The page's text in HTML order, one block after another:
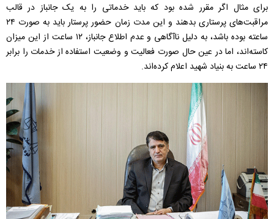
برای مثال اگر مقرر شده بود که باید خدماتی را به یک جانباز در قالب
مراقبت‌های پرستاری بدهند و این مدت زمان حضور پرستار باید به صورت ۲۴
ساعته بوده باشد، به دلیل ناآگاهی و عدم اطلاع جانباز،‌ ۱۲ ساعت از این میزان
کاسته‌اند،‌ اما در عین حال صورت فعالیت و وضعیت استفاده از خدمات را برابر
۲۴ ساعت به بنیاد شهید اعلام کرده‌اند.